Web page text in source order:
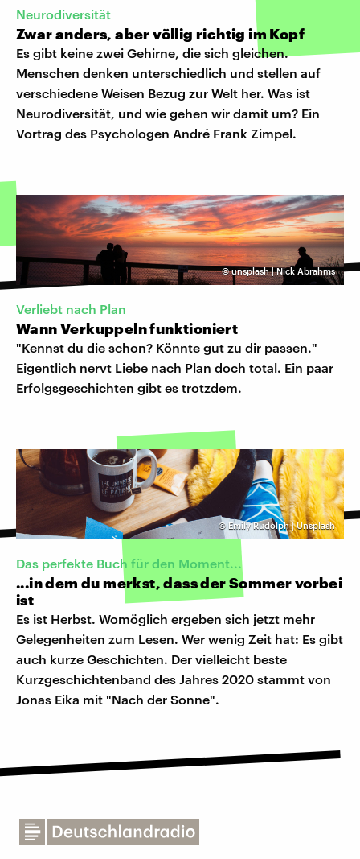
Neurodiversität
Zwar anders, aber völlig richtig im Kopf
Es gibt keine zwei Gehirne, die sich gleichen.
Menschen denken unterschiedlich und stellen auf
verschiedene Weisen Bezug zur Welt her. Was ist
Neurodiversität, und wie gehen wir damit um? Ein
Vortrag des Psychologen André Frank Zimpel.
©unsplash | Nick Abrahms
Verliebt nach Plan
Wann Verkuppeln funktioniert
"Kennst du die schon? Könnte gut zu dir passen."
Eigentlich nervt Liebe nach Plan doch total. Ein paar
Erfolgsgeschichten gibt es trotzdem.
© Emily Rudolph | Unsplash
Das perfekte Buch für den Moment...
...in dem du merkst, dass der Sommer vorbei
ist
Es ist Herbst. Womöglich ergeben sich jetzt mehr
Gelegenheiten zum Lesen. Wer wenig Zeit hat: Es gibt
auch kurze Geschichten. Der vielleicht beste
Kurzgeschichtenband des Jahres 2020 stammt von
Jonas Eika mit "Nach der Sonne".